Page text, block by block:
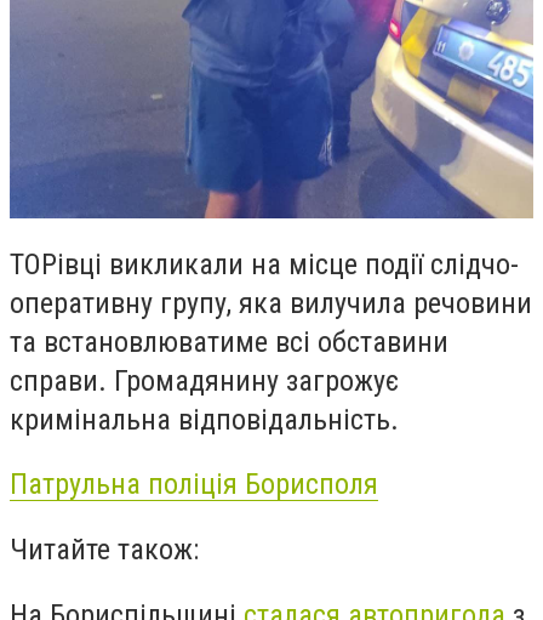
ТОРівці викликали на місце події слідчо-
оперативну групу, яка вилучила речовини
та встановлюватиме всі обставини
справи. Громадянину загрожує
кримінальна відповідальність.
Патрульна поліція Борисполя
Читайте також: